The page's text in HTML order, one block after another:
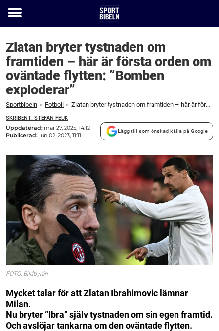
Toggle
Zlatan bryter tystnaden om
framtiden – här är första orden om
oväntade flytten: ”Bomben
exploderar”
Sportbibeln » Fotboll » Zlatan bryter tystnaden om framtiden – här är första orden om oväntade flytten: "Bomben exploderar"
SKRIBENT: STEFAN FEUK
Uppdaterad: mar 27, 2025, 14:12
Publicerad: jun 02, 2023, 11:11
Lägg till som önskad källa på Google
FOTO: Bildbyrån
Mycket talar för att Zlatan Ibrahimovic lämnar
Milan.
Nu bryter ”Ibra” själv tystnaden om sin egen framtid.
Och avslöjar tankarna om den oväntade flytten.